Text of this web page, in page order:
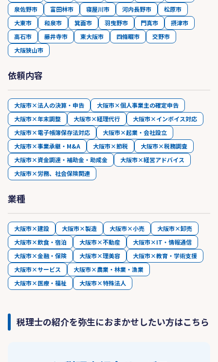
泉佐野市
富田林市 寝屋川市 河内長野市
松原市
大東市
和泉市 箕面市 羽曳野市 門真市
摂津市
高石市
藤井寺市 東大阪市 四條畷市
交野市
大阪狭山市
依頼内容
大阪市×法人の決算・申告
大阪市×個人事業主の確定申告
大阪市×年末調整
大阪市×経理代行
大阪市×インボイス対応
大阪市×電子帳簿保存法対応
大阪市×起業・会社設立
大阪市×事業承継・M&A
大阪市×節税
大阪市×税務調査
大阪市×資金調達・補助金・助成金
大阪市×経営アドバイス
大阪市×労務、社会保険関連
業種
大阪市×建設 大阪市×製造 大阪市×小売
大阪市×卸売
大阪市×飲食・宿泊
大阪市×不動産
大阪市×IT・情報通信
大阪市×金融・保険
大阪市×理美容
大阪市×教育・学術支援
大阪市×サービス
大阪市×農業・林業・漁業
大阪市×医療・福祉
大阪市×特殊法人
税理士の紹介を弥生におまかせしたい方はこちら